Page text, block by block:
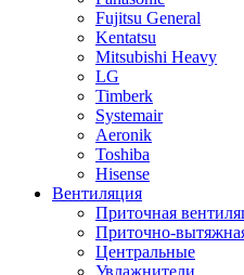
Fujitsu General
Kentatsu
Mitsubishi Heavy
LG
Timberk
Systemair
Aeronik
Toshiba
Hisense
Вентиляция
Приточная
Приточно-
Центральные